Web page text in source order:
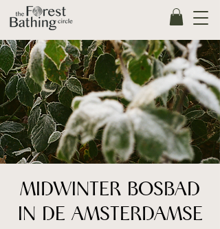
MIDWINTER BOSBAD
IN DE AMSTERDAMSE